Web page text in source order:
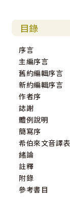
目錄
序言
主編序言
舊約編輯序言
新約編輯序言
作者序
誌謝
體例說明
簡寫序
希伯來文音譯表
緒論
註釋
附錄
參考書目